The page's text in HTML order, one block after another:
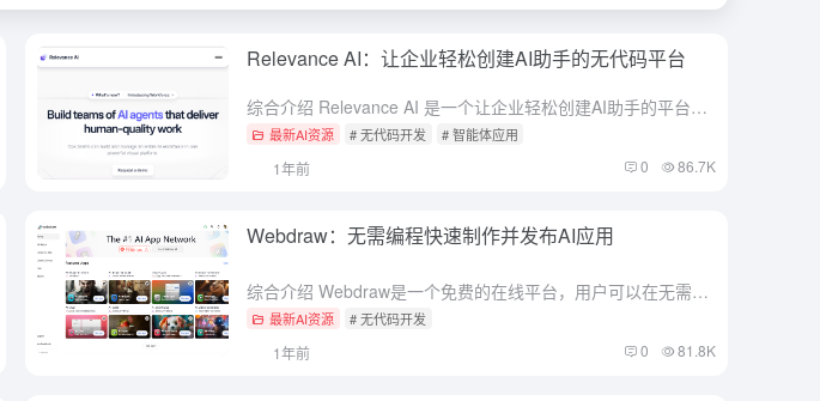
Relevance AI：让企业轻松创建AI助手的无代码平台
综合介绍 Relevance AI 是一个让企业轻松创建AI助手的平台。它不需要编程，任何人都能用它设计AI来完成日常工作，比如回复邮件、整理数据或生成内容。网站的目标是通过AI帮企业节省时间、提高效...
最新AI资源 # 无代码开发 # 智能体应用
1年前 0 86.7K
Webdraw：无需编程快速制作并发布AI应用
综合介绍 Webdraw是一个免费的在线平台，用户可以在无需编程的情况下生成和发布AI应用。该平台提供了直观的界面，允许用户通过简单的拖放操作创建功能强大的AI工具。Webdraw支持多种AI模型，包...
最新AI资源 # 无代码开发
1年前 0 81.8K